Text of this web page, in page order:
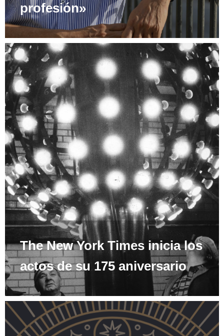
profesión»
The New York Times inicia los
actos de su 175 aniversario